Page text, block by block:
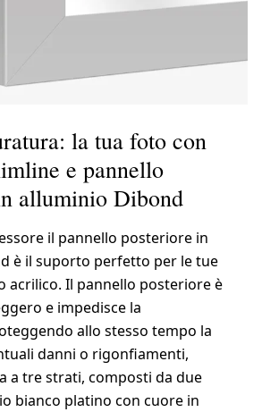
la tua foto con
e pannello
alluminio Dibond
il pannello posteriore in
è il suporto perfetto per le tue
acrilico. Il pannello posteriore è
e impedisce la
allo stesso tempo la
danni o rigonfiamenti,
a tre strati, composti da due
bianco platino con cuore in